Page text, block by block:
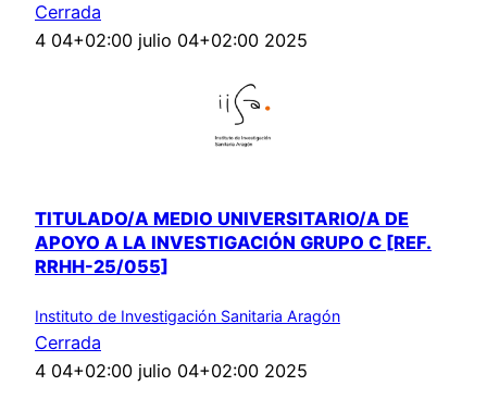
Cerrada
4 04+02:00 julio 04+02:00 2025
TITULADO/A MEDIO UNIVERSITARIO/A DE
APOYO A LA INVESTIGACIÓN GRUPO C [REF.
RRHH-25/055]
Instituto de Investigación Sanitaria Aragón
Cerrada
4 04+02:00 julio 04+02:00 2025